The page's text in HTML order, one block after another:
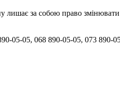
лишає за собою право
05-05, 068 890-05-05, 073 890-